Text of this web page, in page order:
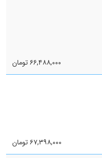
۶۶,۴۸۸,۰۰۰ تومان
۶۷,۳۹۸,۰۰۰ تومان